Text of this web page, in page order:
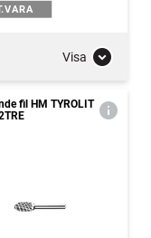
Visa
fil HM TYROLIT